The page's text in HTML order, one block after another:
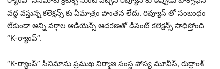
వద్ద వస్తున్న కలెక్షన్స్ కు ఏమాత్రం పొంతన లేదు. రివ్యూస్ తో సంబంధం
లేకుండా అన్ని వర్గాల ఆడియెన్స్ ఆదరణతో డీసెంట్ కలెక్షన్స్ సాధిస్తోంది
“K-ర్యాంప్”.
“K-ర్యాంప్” సినిమాను ప్రముఖ నిర్మాణ సంస్థ హాస్య మూవీస్, రుద్రాంశ్